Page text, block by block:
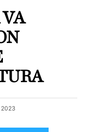
2023